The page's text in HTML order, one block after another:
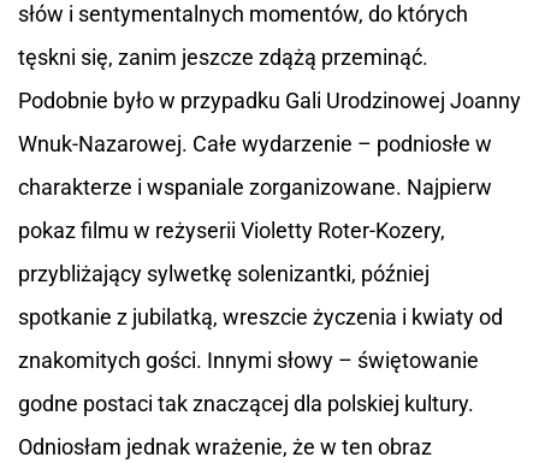
słów i sentymentalnych momentów, do których
tęskni się, zanim jeszcze zdążą przeminąć.
Podobnie było w przypadku Gali Urodzinowej Joanny
Wnuk-Nazarowej. Całe wydarzenie – podniosłe w
charakterze i wspaniale zorganizowane. Najpierw
pokaz filmu w reżyserii Violetty Roter-Kozery,
przybliżający sylwetkę solenizantki, później
spotkanie z jubilatką, wreszcie życzenia i kwiaty od
znakomitych gości. Innymi słowy – świętowanie
godne postaci tak znaczącej dla polskiej kultury.
Odniosłam jednak wrażenie, że w ten obraz